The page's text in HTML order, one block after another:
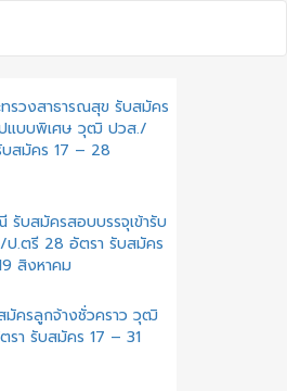
รวงสาธารณสุข รับสมัคร
ปแบบพิเศษ วุฒิ ปวส./
สมัคร 17 – 28
รับสมัครสอบบรรจุเข้ารับ
.ตรี 28 อัตรา รับสมัคร
สิงหาคม
มัครลูกจ้างชั่วคราว วุฒิ
รา รับสมัคร 17 – 31